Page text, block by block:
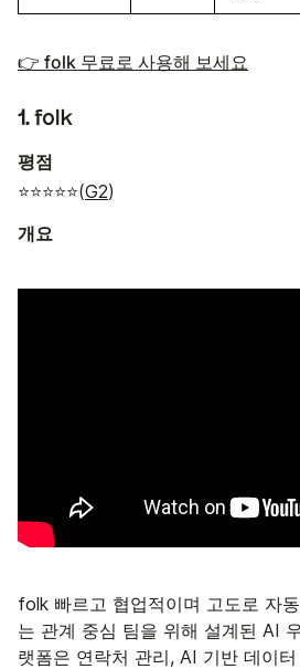
👉 folk 무료로 사용해 보세요
1. folk
평점
⭐⭐⭐⭐⭐(G2)
개요
folk 빠르고 협업적이며 고도로 자
는 관계 중심 팀을 위해 설계된 AI
랫폼은 연락처 관리, AI 기반 데이